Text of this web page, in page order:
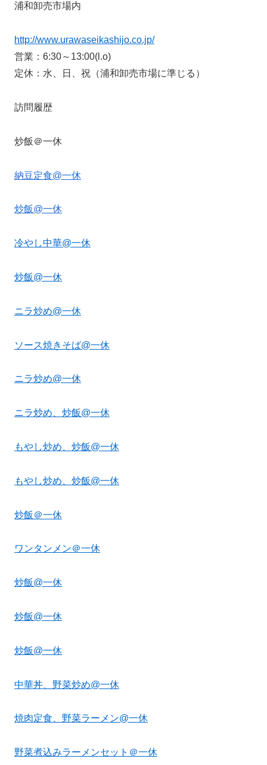
浦和卸売市場内
http://www.urawaseikashijo.co.jp/
営業：6:30～13:00(l.o)
定休：水、日、祝（浦和卸売市場に準じる）
訪問履歴
炒飯＠一休
納豆定食@一休
炒飯@一休
冷やし中華@一休
炒飯@一休
ニラ炒め@一休
ソース焼きそば@一休
ニラ炒め@一休
ニラ炒め、炒飯@一休
もやし炒め、炒飯@一休
もやし炒め、炒飯@一休
炒飯＠一休
ワンタンメン＠一休
炒飯@一休
炒飯@一休
炒飯@一休
中華丼、野菜炒め@一休
焼肉定食、野菜ラーメン@一休
野菜煮込みラーメンセット＠一休